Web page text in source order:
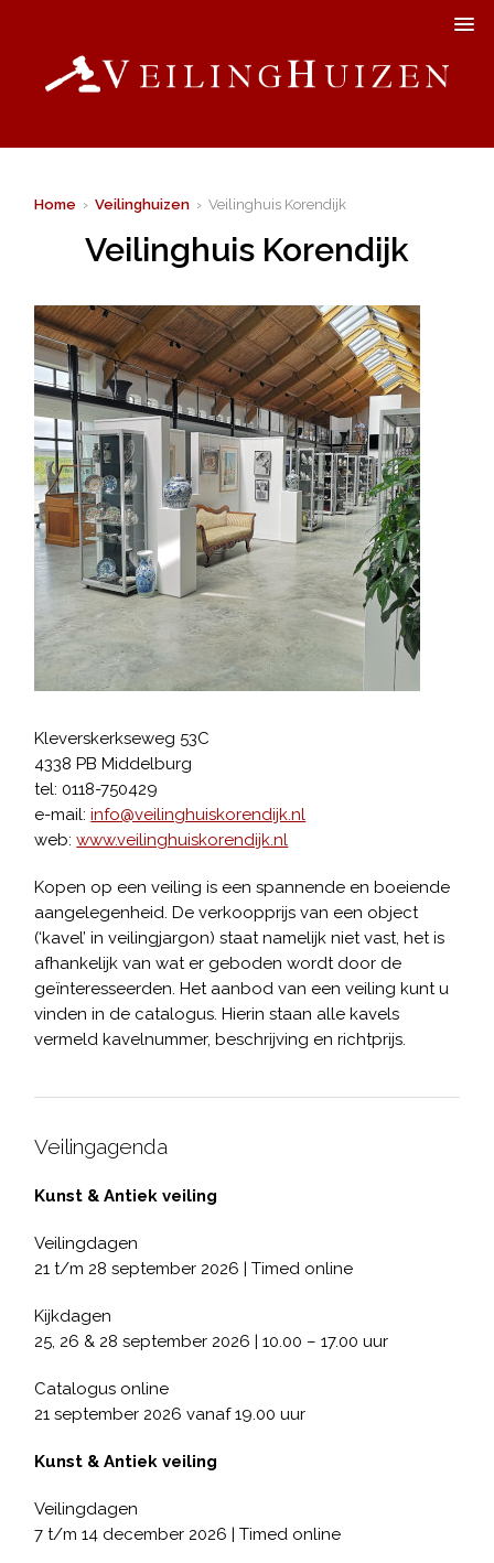
Home ›Veilinghuizen › Veilinghuis Korendijk
Veilinghuis Korendijk
Kleverskerkseweg 53C
4338 PB Middelburg
tel: 0118-750429
e-mail:info@veilinghuiskorendijk.nl
web:www.veilinghuiskorendijk.nl
Kopen op een veiling is een spannende en boeiende
aangelegenheid. De verkoopprijs van een object
(‘kavel’ in veilingjargon) staat namelijk niet vast, het is
afhankelijk van wat er geboden wordt door de
geïnteresseerden. Het aanbod van een veiling kunt u
vinden in de catalogus. Hierin staan alle kavels
vermeld kavelnummer, beschrijving en richtprijs.
Veilingagenda
Kunst & Antiek veiling
Veilingdagen
21 t/m 28 september 2026 | Timed online
Kijkdagen
25, 26 & 28 september 2026 | 10.00 – 17.00 uur
Catalogus online
21 september 2026 vanaf 19.00 uur
Kunst & Antiek veiling
Veilingdagen
7 t/m 14 december 2026 | Timed online